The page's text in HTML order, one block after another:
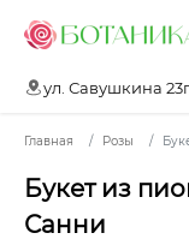
ул. Савушкина
Главная Розы
Букет из
Санни